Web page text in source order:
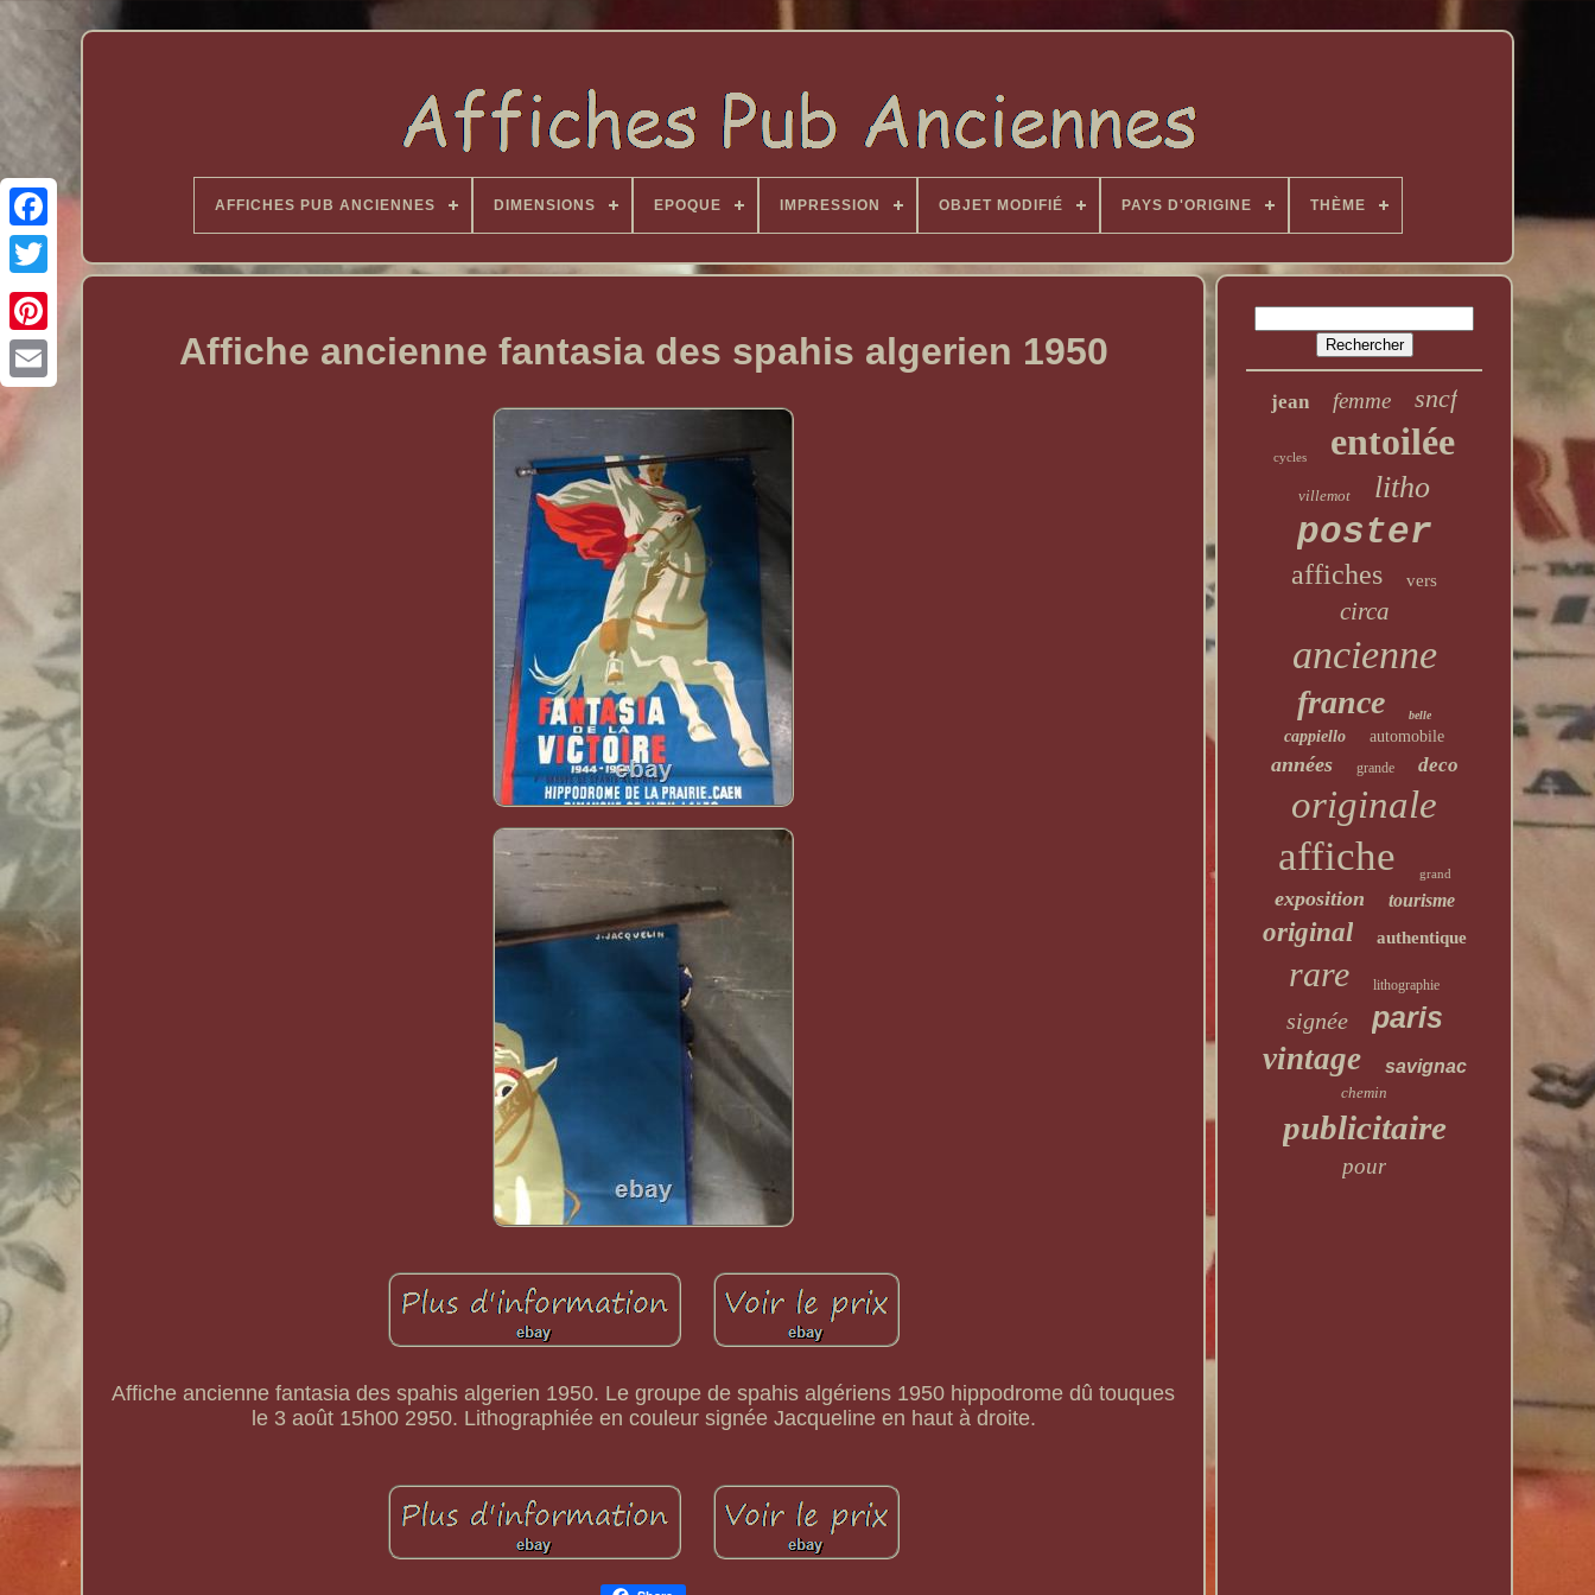
AFFICHES PUB ANCIENNES DIMENSIONS EPOQUE IMPRESSION OBJET MODIFIÉ PAYS D'ORIGINE THÈME
Affiche ancienne fantasia des spahis algerien 1950
Affiche ancienne fantasia des spahis algerien 1950. Le groupe de spahis algériens 1950 hippodrome dû touques
le 3 août 15h00 2950. Lithographiée en couleur signée Jacqueline en haut à droite.
jean femme sncf
cycles entoilée
villemot litho
poster
affiches vers
circa
ancienne
france belle
cappiello automobile
années grande deco
originale
affiche grand
exposition tourisme
original authentique
rare lithographie
signée paris
vintage savignac
chemin
publicitaire
pour